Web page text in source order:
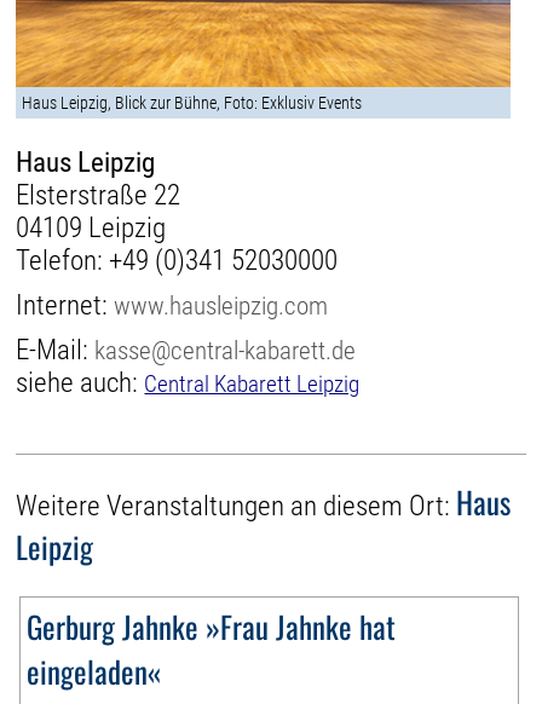
Haus Leipzig, Blick zur Bühne, Foto: Exklusiv Events
Haus Leipzig
Elsterstraße 22
04109 Leipzig
Telefon: +49 (0)341 52030000
Internet:www.hausleipzig.com
E-Mail: kasse@central-kabarett.de
siehe auch: Central Kabarett Leipzig
Weitere Veranstaltungen an diesem Ort: Haus
Leipzig
Gerburg Jahnke »Frau Jahnke hat
eingeladen«